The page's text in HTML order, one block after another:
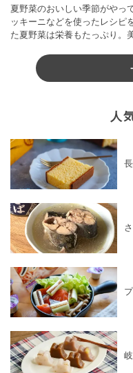
夏野菜のおいしい季節がやっ
ッキーニなどを使ったレシピ
た夏野菜は栄養もたっぷり。
人